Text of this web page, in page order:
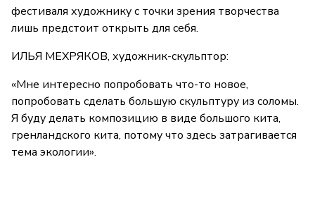
фестиваля художнику с точки зрения творчества
лишь предстоит открыть для себя.
ИЛЬЯ МЕХРЯКОВ, художник-скульптор:
«Мне интересно попробовать что-то новое,
попробовать сделать большую скульптуру из соломы.
Я буду делать композицию в виде большого кита,
гренландского кита, потому что здесь затрагивается
тема экологии».